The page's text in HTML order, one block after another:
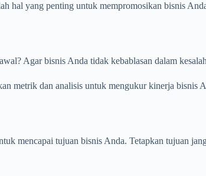
hal yang penting untuk mempromosikan bisnis
Agar bisnis Anda tidak kebablasan dalam
metrik dan analisis untuk mengukur kinerja bisnis
mencapai tujuan bisnis Anda. Tetapkan tujuan